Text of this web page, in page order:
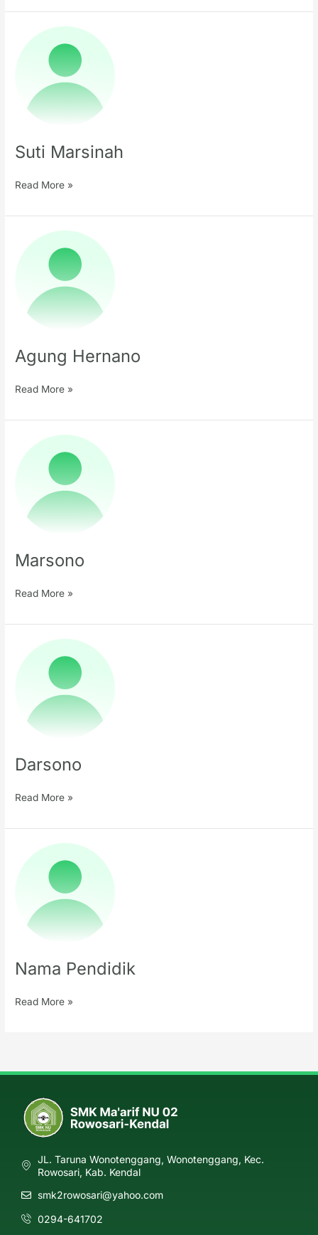
Suti Marsinah
Marsinah
Read More »
Agung Hernano
Agung
Hernano
Read More »
Marsono
Marsono
Read More »
Darsono
Darsono
Read More »
Nama Pendidik
Nama
Pendidik
Read More »
JL. Taruna Wonotenggang, Wonotenggang, Kec.
Rowosari, Kab. Kendal
smk2rowosari@yahoo.com
0294-641702